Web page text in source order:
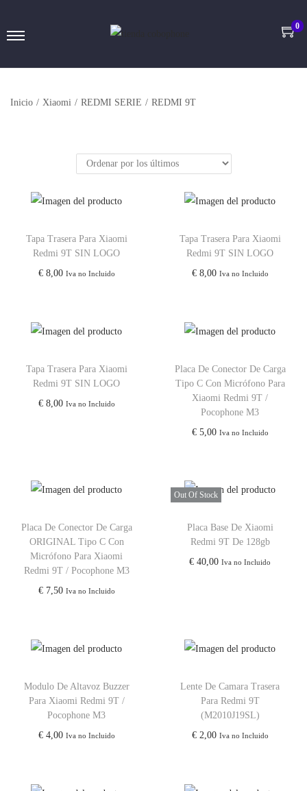
0
Inicio / Xiaomi / REDMI SERIE / REDMI 9T
Tapa Trasera Para Xiaomi
Redmi 9T SIN LOGO
€8,00 Iva no Incluido
Tapa Trasera Para Xiaomi
Redmi 9T SIN LOGO
€8,00 Iva no Incluido
Tapa Trasera Para Xiaomi
Redmi 9T SIN LOGO
€8,00 Iva no Incluido
Placa De Conector De Carga
Tipo C Con Micrófono Para
Xiaomi Redmi 9T /
Pocophone M3
€5,00 Iva no Incluido
Placa De Conector De Carga
ORIGINAL Tipo C Con
Micrófono Para Xiaomi
Redmi 9T / Pocophone M3
€7,50 Iva no Incluido
Out Of Stock
Placa Base De Xiaomi
Redmi 9T De 128gb
€ 40,00 Iva no Incluido
Modulo De Altavoz Buzzer
Para Xiaomi Redmi 9T /
Pocophone M3
€4,00 Iva no Incluido
Lente De Camara Trasera
Para Redmi 9T
(M2010J19SL)
€2,00 Iva no Incluido